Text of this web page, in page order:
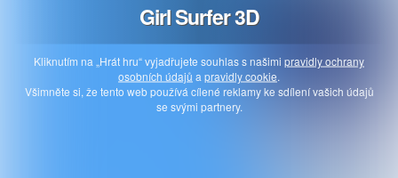
Girl Surfer 3D
Kliknutím na „Hrát hru“ vyjadřujete souhlas s našimi pravidly ochrany
osobních údajů a pravidly cookie.
Všimněte si, že tento web používá cílené reklamy ke sdílení vašich údajů
se svými partnery.